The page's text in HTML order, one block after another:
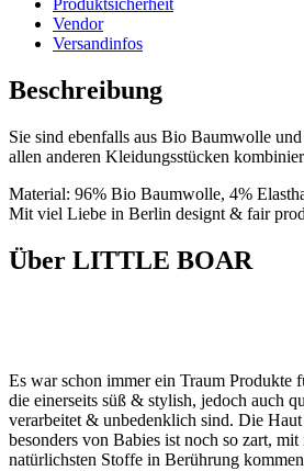
Vendor
Versandinfos
Beschreibung
Sie sind ebenfalls aus Bio Baumwolle
allen anderen Kleidungsstücken
Material: 96% Bio Baumwolle, 4%
Mit viel Liebe in Berlin designt & fair
Über LITTLE BOAR
Es war schon immer ein Traum Produkte
die einerseits süß & stylish, jedoch auch
verarbeitet & unbedenklich sind. Die
besonders von Babies ist noch so zart,
natürlichsten Stoffe in Berührung